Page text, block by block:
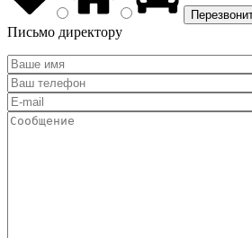
Письмо директору